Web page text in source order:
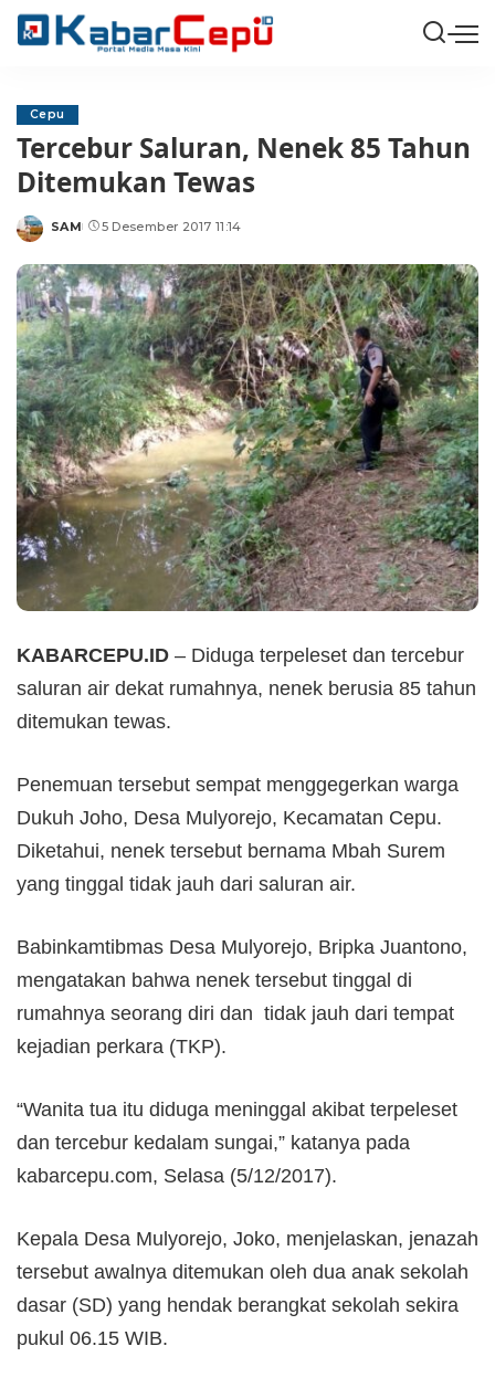
Cepu
Tercebur Saluran, Nenek 85 Tahun
Ditemukan Tewas
Posted
SAM 5 Desember 2017 11:14
KABARCEPU.ID – Diduga terpeleset dan tercebur
saluran air dekat rumahnya, nenek berusia 85 tahun
ditemukan tewas.
Penemuan tersebut sempat menggegerkan warga
Dukuh Joho, Desa Mulyorejo, Kecamatan Cepu.
Diketahui, nenek tersebut bernama Mbah Surem
yang tinggal tidak jauh dari saluran air.
Babinkamtibmas Desa Mulyorejo, Bripka Juantono,
mengatakan bahwa nenek tersebut tinggal di
rumahnya seorang diri dan tidak jauh dari tempat
kejadian perkara (TKP).
“Wanita tua itu diduga meninggal akibat terpeleset
dan tercebur kedalam sungai,” katanya pada
kabarcepu.com, Selasa (5/12/2017).
Kepala Desa Mulyorejo, Joko, menjelaskan, jenazah
tersebut awalnya ditemukan oleh dua anak sekolah
dasar (SD) yang hendak berangkat sekolah sekira
pukul 06.15 WIB.